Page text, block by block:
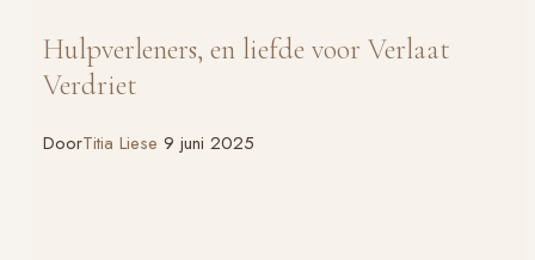
Verdriet
Hulpverleners, en liefde voor Verlaat
Verdriet
DoorTitia Liese 9 juni 2025